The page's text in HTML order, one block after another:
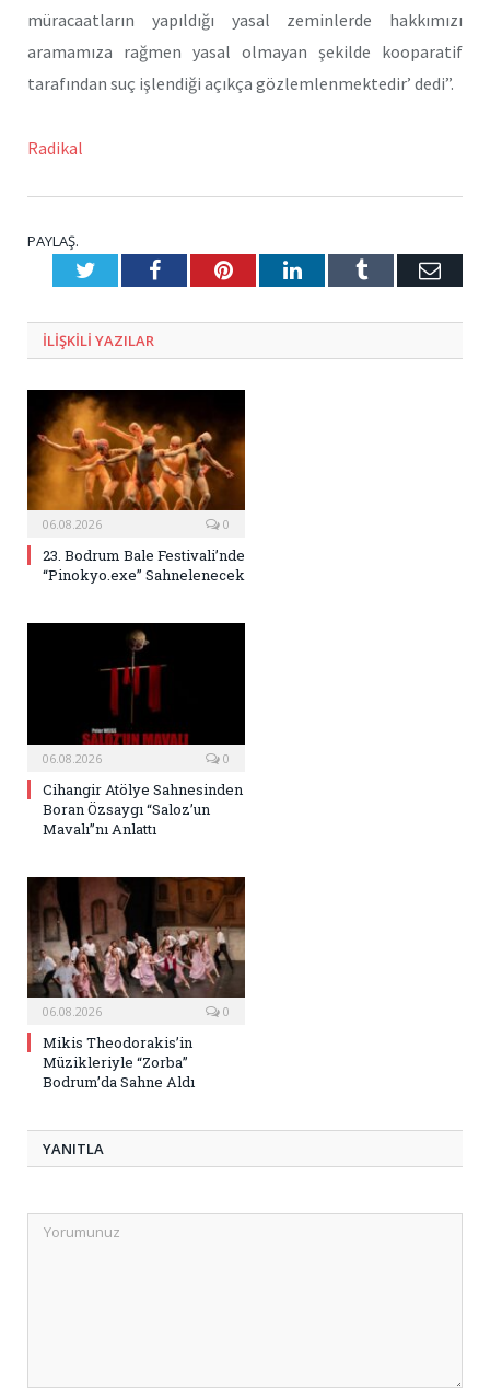
müracaatların yapıldığı yasal zeminlerde hakkımızı
aramamıza rağmen yasal olmayan şekilde kooparatif
tarafından suç işlendiği açıkça gözlemlenmektedir’ dedi”.
Radikal
PAYLAŞ.
TwitterFacebookPinterestLinkedInTumblr E-
ILIŞKILI YAZILAR
06.08.2026 0
23. Bodrum Bale Festivali’nde
“Pinokyo.exe” Sahnelenecek
06.08.2026 0
Cihangir Atölye Sahnesinden
Boran Özsaygı “Saloz’un
Mavalı”nı Anlattı
06.08.2026 0
Mikis Theodorakis’in
Müzikleriyle “Zorba”
Bodrum’da Sahne Aldı
YANITLA